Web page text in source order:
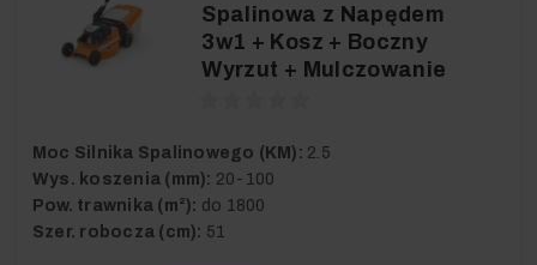
Spalinowa z Napędem
3w1 + Kosz + Boczny
Wyrzut + Mulczowanie
Moc Silnika Spalinowego (KM): 2.5
Wys. koszenia (mm): 20-100
Pow. trawnika (m²): do 1800
Szer. robocza (cm): 51